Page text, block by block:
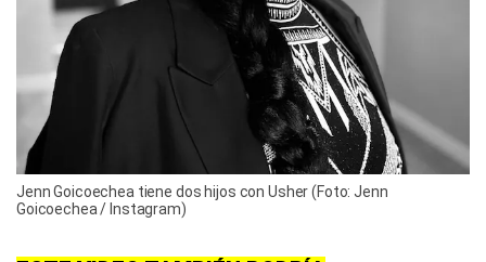
Jenn Goicoechea tiene dos hijos con Usher (Foto: Jenn
Goicoechea / Instagram)